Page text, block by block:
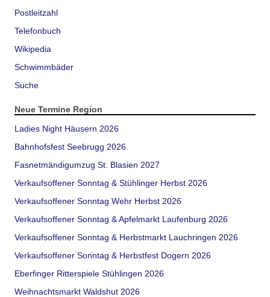
Postleitzahl
Telefonbuch
Wikipedia
Schwimmbäder
Suche
Neue Termine Region
Ladies Night Häusern 2026
Bahnhofsfest Seebrugg 2026
Fasnetmändigumzug St. Blasien 2027
Verkaufsoffener Sonntag & Stühlinger Herbst 2026
Verkaufsoffener Sonntag Wehr Herbst 2026
Verkaufsoffener Sonntag & Apfelmarkt Laufenburg 2026
Verkaufsoffener Sonntag & Herbstmarkt Lauchringen 2026
Verkaufsoffener Sonntag & Herbstfest Dogern 2026
Eberfinger Ritterspiele Stühlingen 2026
Weihnachtsmarkt Waldshut 2026